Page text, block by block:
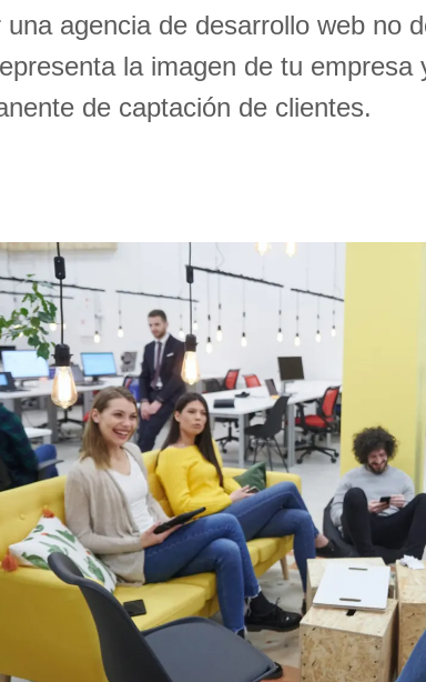
una agencia de desarrollo web no
la imagen de tu
de captación de clientes.